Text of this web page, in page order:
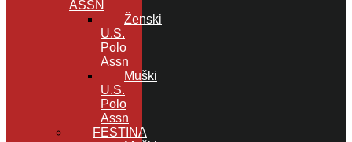
ASSN
Ženski
U.S.
Polo
Assn
Muški
U.S.
Polo
Assn
FESTINA